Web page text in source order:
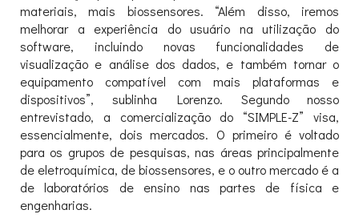
materiais, mais biossensores. “Além disso, iremos
melhorar a experiência do usuário na utilização do
software, incluindo novas funcionalidades de
visualização e análise dos dados, e também tornar o
equipamento compatível com mais plataformas e
dispositivos”, sublinha Lorenzo. Segundo nosso
entrevistado, a comercialização do “SIMPLE-Z” visa,
essencialmente, dois mercados. O primeiro é voltado
para os grupos de pesquisas, nas áreas principalmente
de eletroquímica, de biossensores, e o outro mercado é a
de laboratórios de ensino nas partes de física e
engenharias.